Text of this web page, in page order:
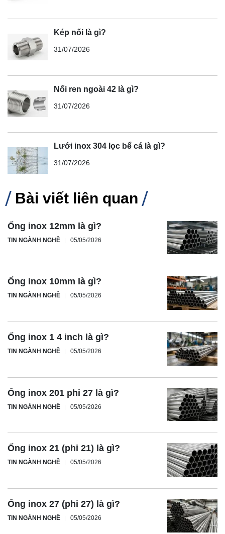
Kép nối là gì?
31/07/2026
Nối ren ngoài 42 là gì?
31/07/2026
Lưới inox 304 lọc bể cá là gì?
31/07/2026
Bài viết liên quan
Ống inox 12mm là gì?
TIN NGÀNH NGHỀ 05/05/2026
Ống inox 10mm là gì?
TIN NGÀNH NGHỀ 05/05/2026
Ống inox 1 4 inch là gì?
TIN NGÀNH NGHỀ 05/05/2026
Ống inox 201 phi 27 là gì?
TIN NGÀNH NGHỀ 05/05/2026
Ống inox 21 (phi 21) là gì?
TIN NGÀNH NGHỀ 05/05/2026
Ống inox 27 (phi 27) là gì?
TIN NGÀNH NGHỀ 05/05/2026